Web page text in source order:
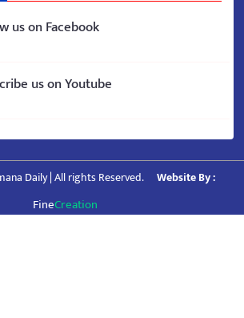
us on Facebook
us on Youtube
Daily | All rights Reserved. Website By :
FineCreation